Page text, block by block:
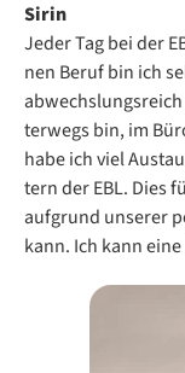
Sirin
Je­der Tag bei der
nen Be­ruf bin ich
ter­wegs bin, im
habe ich viel
tern der EBL. Dies
auf­grund un­se­rer
kann. Ich kann